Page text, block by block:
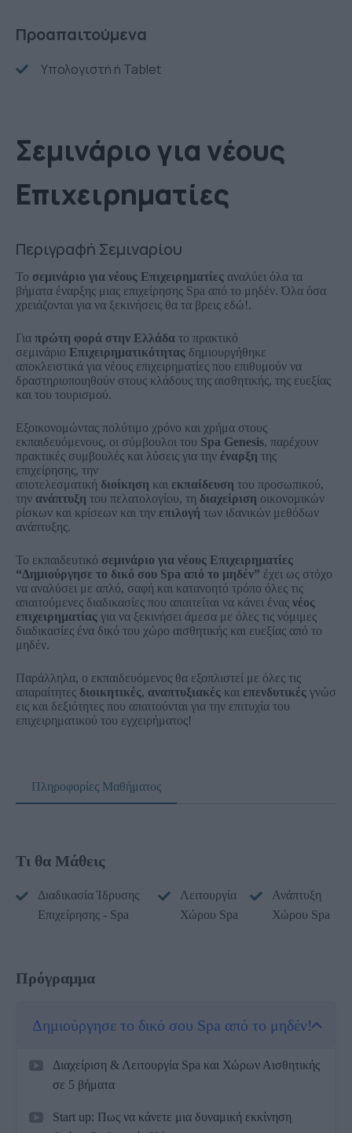
Προαπαιτούμενα
Υπολογιστή ή Tablet
Σεμινάριο για νέους
Επιχειρηματίες
Περιγραφή Σεμιναρίου
Το σεμινάριο για νέους Επιχειρηματίες αναλύει όλα τα
βήματα έναρξης μιας επιχείρησης Spa από το μηδέν. Όλα όσα
χρειάζονται για να ξεκινήσεις θα τα βρεις εδώ!.
Για πρώτη φορά στην Ελλάδα το πρακτικό
σεμινάριο Επιχειρηματικότητας δημιουργήθηκε
αποκλειστικά για νέους επιχειρηματίες που επιθυμούν να
δραστηριοποιηθούν στους κλάδους της αισθητικής, της ευεξίας
και του τουρισμού.
Εξοικονομώντας πολύτιμο χρόνο και χρήμα στους
εκπαιδευόμενους, οι σύμβουλοι του Spa Genesis, παρέχουν
πρακτικές συμβουλές και λύσεις για την έναρξη της
επιχείρησης, την
αποτελεσματική διοίκηση και εκπαίδευση του προσωπικού,
την ανάπτυξη του πελατολογίου, τη διαχείριση οικονομικών
ρίσκων και κρίσεων και την επιλογή των ιδανικών μεθόδων
ανάπτυξης.
Το εκπαιδευτικό σεμινάριο για νέους Επιχειρηματίες
“Δημιούργησε το δικό σου Spa από το μηδέν” έχει ως στόχο
να αναλύσει με απλό, σαφή και κατανοητό τρόπο όλες τις
απαιτούμενες διαδικασίες που απαιτείται να κάνει ένας νέος
επιχειρηματίας για να ξεκινήσει άμεσα με όλες τις νόμιμες
διαδικασίες ένα δικό του χώρο αισθητικής και ευεξίας από το
μηδέν.
Παράλληλα, ο εκπαιδευόμενος θα εξοπλιστεί με όλες τις
απαραίτητες διοικητικές, αναπτυξιακές και επενδυτικές γνώσ
εις και δεξιότητες που απαιτούνται για την επιτυχία του
επιχειρηματικού του εγχειρήματος!
Πληροφορίες Μαθήματος
Τι θα Μάθεις
Διαδικασία Ίδρυσης
Επιχείρησης - Spa
Λειτουργία
Χώρου Spa
Ανάπτυξη
Χώρου Spa
Πρόγραμμα
Δημιούργησε το δικό σου Spa από το μηδέν!
Διαχείριση & Λειτουργία Spa και Χώρων Αισθητικής
σε 5 βήματα
Start up: Πως να κάνετε μια δυναμική εκκίνηση